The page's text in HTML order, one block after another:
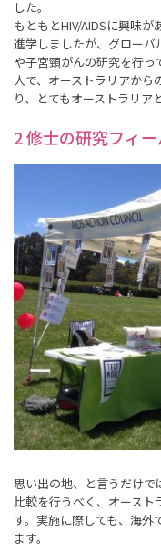
した。
もともとHIV/AIDSに興味
進学しましたが、グローバ
や子宮頸がんの研究を行っ
人で、オーストラリアか
り、とてもオーストラリア
2 修士の研究フィ
思い出の地、と言うだけ
比較を行うべく、オース
す。実施に際しても、海外
ます。